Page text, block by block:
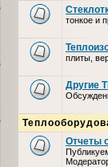
тонкое и
плиты,
Другие
Отчеты